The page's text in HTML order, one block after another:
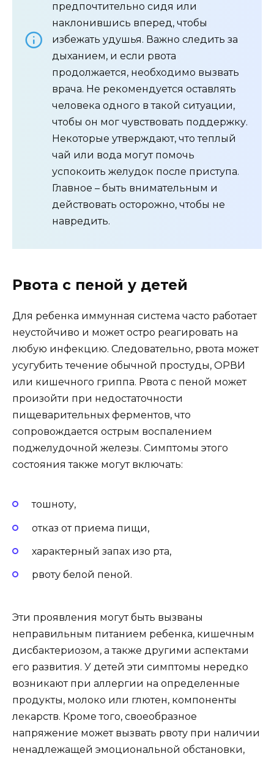
предпочтительно сидя или
наклонившись вперед, чтобы
избежать удушья. Важно следить за
дыханием, и если рвота
продолжается, необходимо вызвать
врача. Не рекомендуется оставлять
человека одного в такой ситуации,
чтобы он мог чувствовать поддержку.
Некоторые утверждают, что теплый
чай или вода могут помочь
успокоить желудок после приступа.
Главное – быть внимательным и
действовать осторожно, чтобы не
навредить.
Рвота с пеной у детей
Для ребенка иммунная система часто работает
неустойчиво и может остро реагировать на
любую инфекцию. Следовательно, рвота может
усугубить течение обычной простуды, ОРВИ
или кишечного гриппа. Рвота с пеной может
произойти при недостаточности
пищеварительных ферментов, что
сопровождается острым воспалением
поджелудочной железы. Симптомы этого
состояния также могут включать:
тошноту,
отказ от приема пищи,
характерный запах изо рта,
рвоту белой пеной.
Эти проявления могут быть вызваны
неправильным питанием ребенка, кишечным
дисбактериозом, а также другими аспектами
его развития. У детей эти симптомы нередко
возникают при аллергии на определенные
продукты, молоко или глютен, компоненты
лекарств. Кроме того, своеобразное
напряжение может вызвать рвоту при наличии
ненадлежащей эмоциональной обстановки,